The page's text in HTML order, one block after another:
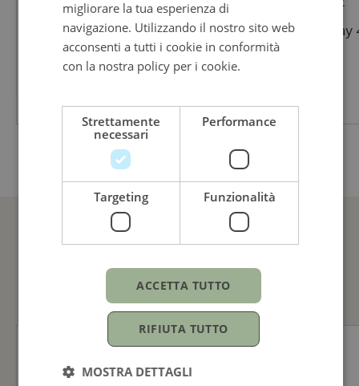
Per lei
TAG Heuer Carrera Chronograph
Limited Edition X Targa Florio 2025
Automatico,39mm, Calibro TH20-00
Black Bay
ITALIAN
migliorare la tua esperienza di
navigazione. Utilizzando il nostro sito web
acconsenti a tutti i cookie in conformità
con la nostra policy per i cookie.
Strettamente
necessari
Performance
Targeting Funzionalità
ACCETTA TUTTO
RIFIUTA TUTTO
MOSTRA DETTAGLI